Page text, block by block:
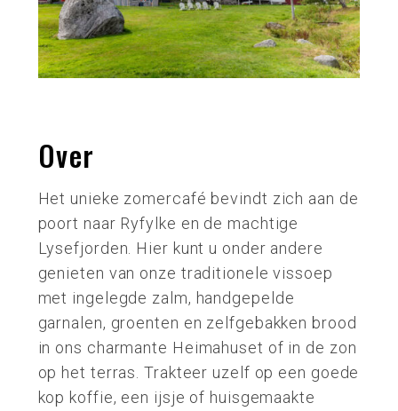
Over
Het unieke zomercafé bevindt zich aan de
poort naar Ryfylke en de machtige
Lysefjorden. Hier kunt u onder andere
genieten van onze traditionele vissoep
met ingelegde zalm, handgepelde
garnalen, groenten en zelfgebakken brood
in ons charmante Heimahuset of in de zon
op het terras. Trakteer uzelf op een goede
kop koffie, een ijsje of huisgemaakte